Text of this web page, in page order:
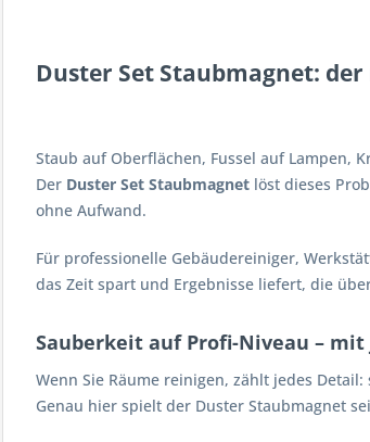
Duster Set Staubmagnet:
Staub auf Oberflächen, Fussel auf Lampen,
Der Duster Set Staubmagnet löst dieses
ohne Aufwand.
Für professionelle Gebäudereiniger,
das Zeit spart und Ergebnisse liefert, die
Sauberkeit auf Profi-Niveau – mit
Wenn Sie Räume reinigen, zählt jedes
Genau hier spielt der Duster Staubmagnet